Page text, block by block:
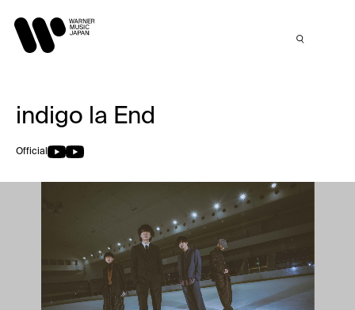
indigo la End
Official